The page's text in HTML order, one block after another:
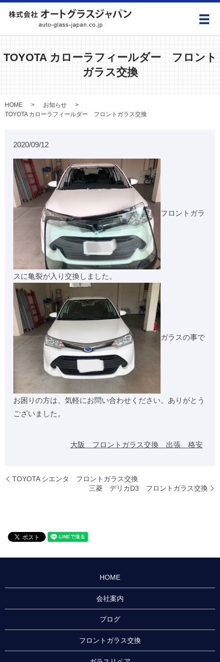
メ
TOYOTA カローラフィールダー フロント
ガラス交換
HOME
お知らせ
TOYOTA カローラフィールダー フロントガラス交換
2020/09/12
フロントガラ
スに亀裂が入り交換しました。
ガラスの事で
お困りの方は、気軽にお問い合わせください。ありがとう
ございました。
大阪 フロントガラス交換 出張 格安
TOYOTA シエンタ フロントガラス交換
三菱 デリカD3 フロントガラス交換
HOME
会社案内
ブログ
フロントガラス交換